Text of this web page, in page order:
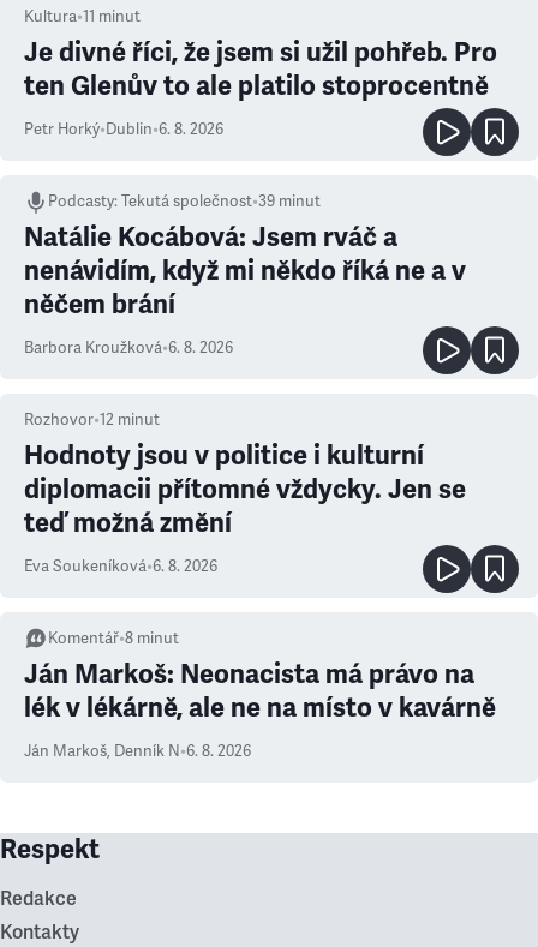
Kultura•11 minut
Je divné říci, že jsem si užil pohřeb. Pro
ten Glenův to ale platilo stoprocentně
Petr Horký•Dublin•6. 8. 2026
Podcasty:Tekutá společnost•39 minut
Natálie Kocábová: Jsem rváč a
nenávidím, když mi někdo říká ne a v
něčem brání
Barbora Kroužková•6. 8. 2026
Rozhovor•12 minut
Hodnoty jsou v politice i kulturní
diplomacii přítomné vždycky. Jen se
teď možná změní
Eva Soukeníková•6. 8. 2026
Komentář•8 minut
Ján Markoš: Neonacista má právo na
lék v lékárně, ale ne na místo v kavárně
Ján Markoš, Denník N•6. 8. 2026
Respekt
Redakce
Kontakty